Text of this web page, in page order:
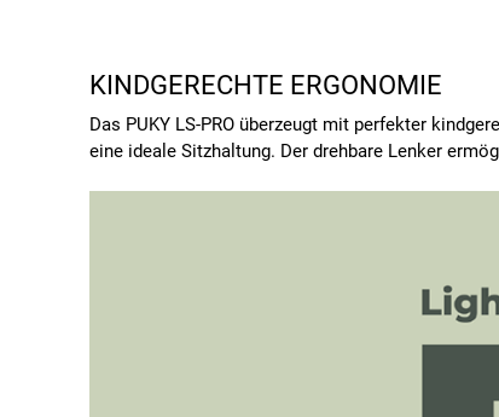
KINDGERECHTE ERGONOMIE
Das PUKY LS-PRO überzeugt mit perfekter
eine ideale Sitzhaltung. Der drehbare Lenker